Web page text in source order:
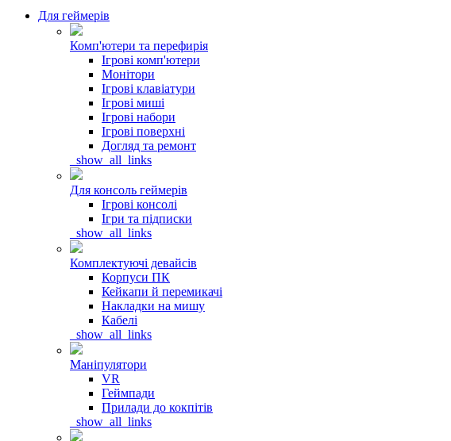
Для геймерів
Комп'ютери та перефирія
Ігрові комп'ютери
Монітори
Ігрові клавіатури
Ігрові миші
Ігрові набори
Ігрові поверхні
Догляд та ремонт
_show_all_links
Для консоль геймерів
Ігрові консолі
Ігри та підписки
_show_all_links
Комплектуючі девайсів
Корпуси ПК
Кейкапи й перемикачі
Накладки на мишу
Кабелі
_show_all_links
Маніпулятори
VR
Геймпади
Прилади до кокпітів
_show_all_links